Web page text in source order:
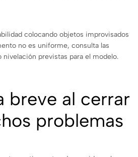
colocando objetos improvisados
no es uniforme, consulta las
previstas para el modelo.
breve al cerrar
problemas